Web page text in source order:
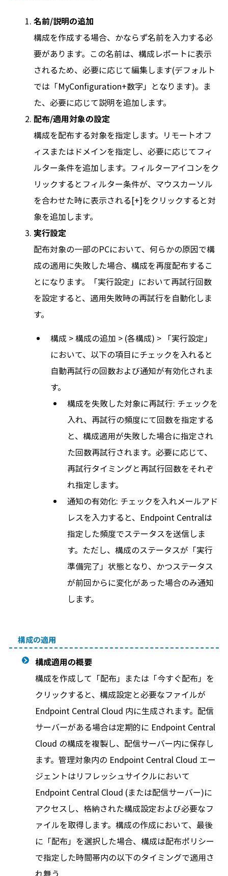
名前/説明の追加
構成を作成する場合、かならず名前を入力する必
要があります。この名前は、構成レポートに表示
されるため、必要に応じて編集します(デフォルト
では「MyConfiguration+数字」となります)。ま
た、必要に応じて説明を追加します。
配布/適用対象の設定
構成を配布する対象を指定します。リモートオフ
ィスまたはドメインを指定し、必要に応じてフィ
ルター条件を追加します。フィルターアイコンをク
リックするとフィルター条件が、マウスカーソル
を合わせた時に表示される[+]をクリックすると対
象を追加します。
実行設定
配布対象の一部のPCにおいて、何らかの原因で構
成の適用に失敗した場合、構成を再度配布するこ
とになります。「実行設定」において再試行回数
を設定すると、適用失敗時の再試行を自動化しま
す。
構成 > 構成の追加 > (各構成) > 「実行設定」
において、以下の項目にチェックを入れると
自動再試行の回数および通知が有効化されま
す。
構成を失敗した対象に再試行: チェックを
入れ、再試行の頻度にて回数を指定する
と、構成適用が失敗した場合に指定され
た回数再試行されます。必要に応じて、
再試行タイミングと再試行回数をそれぞ
れ指定します。
通知の有効化: チェックを入れメールアド
レスを入力すると、Endpoint Centralは
指定した頻度でステータスを送信しま
す。ただし、構成のステータスが「実行
準備完了」状態となり、かつステータス
が前回からに変化があった場合のみ通知
します。
構成の適用
構成適用の概要
構成を作成して「配布」または「今すぐ配布」を
クリックすると、構成設定と必要なファイルが
Endpoint Central Cloud 内に生成されます。配信
サーバーがある場合は定期的に Endpoint Central
Cloud の構成を複製し、配信サーバー内に保存し
ます。管理対象内の Endpoint Central Cloud エー
ジェントはリフレッシュサイクルにおいて
Endpoint Central Cloud (または配信サーバー)に
アクセスし、格納された構成設定および必要なフ
ァイルを取得します。構成の作成において、最後
に「配布」を選択した場合、構成は配布ポリシー
で指定した時間帯内の以下のタイミングで適用さ
れ舞う